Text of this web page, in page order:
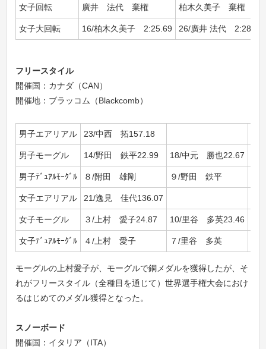
女子回転 廣井 法代 棄権 柏木久美子 棄権
女子大回転 16/柏木久美子 2:25.69 26/廣井 法代 2:28.84
フリースタイル
開催国：カナダ（CAN）
開催地：ブラッコム（Blackcomb）
男子エアリアル 23/中西 拓157.18
男子モーグル 14/野田 鉄平22.99 18/中元 勝也22.67
男子ﾃﾞｭｱﾙﾓｰｸﾞﾙ ８/附田 雄剛 ９/野田 鉄平
女子エアリアル 21/逸見 佳代136.07
女子モーグル ３/上村 愛子24.87 10/里谷 多英23.46
女子ﾃﾞｭｱﾙﾓｰｸﾞﾙ ４/上村 愛子 ７/里谷 多英
モーグルの上村愛子が、モーグルで銅メダルを獲得したが、そ
れがフリースタイル（全種目を通じて）世界選手権大会におけ
るはじめてのメダル獲得となった。
スノーボード
開催国：イタリア（ITA）